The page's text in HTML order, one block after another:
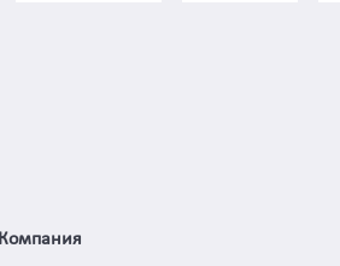
Компания